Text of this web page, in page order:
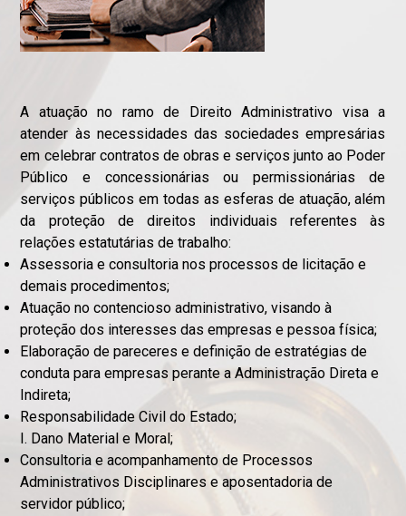
A atuação no ramo de Direito Administrativo visa a
atender às necessidades das sociedades empresárias
em celebrar contratos de obras e serviços junto ao Poder
Público e concessionárias ou permissionárias de
serviços públicos em todas as esferas de atuação, além
da proteção de direitos individuais referentes às
relações estatutárias de trabalho:
Assessoria e consultoria nos processos de licitação e
demais procedimentos;
Atuação no contencioso administrativo, visando à
proteção dos interesses das empresas e pessoa física;
Elaboração de pareceres e definição de estratégias de
conduta para empresas perante a Administração Direta e
Indireta;
Responsabilidade Civil do Estado;
I. Dano Material e Moral;
Consultoria e acompanhamento de Processos
Administrativos Disciplinares e aposentadoria de
servidor público;